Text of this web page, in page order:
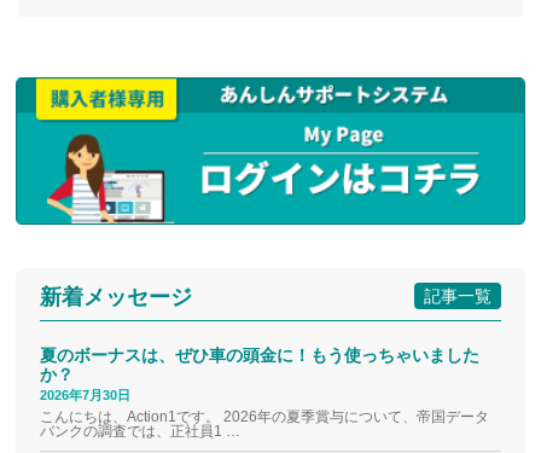
記事一覧
新着メッセージ
夏のボーナスは、ぜひ車の頭金に！もう使っちゃいました
か？
2026年7月30日
こんにちは、Action1です。 2026年の夏季賞与について、帝国データ
バンクの調査では、正社員1 …